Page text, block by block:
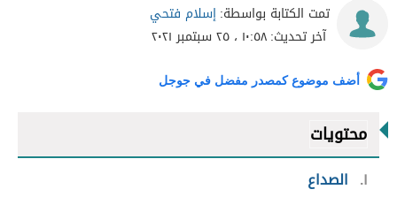
تمت الكتابة بواسطة:إسلام فتحي
آخر تحديث:١٠:٥٨ ، ٢٥ سبتمبر ٢٠٢١
أضف موضوع كمصدر مفضل في جوجل
محتويات
١
الصداع